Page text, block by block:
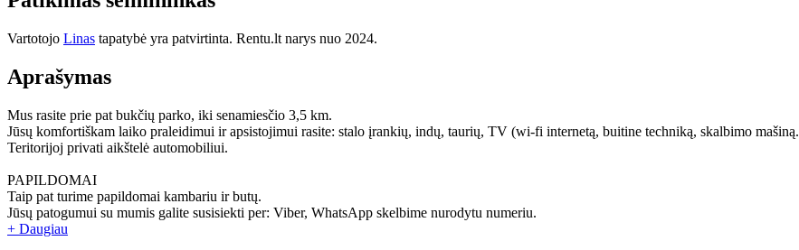
Vartotojo Linas tapatybė yra patvirtinta. Rentu.lt narys nuo 2024.
Aprašymas
Mus rasite prie pat bukčių parko, iki senamiesčio 3,5 km.
Jūsų komfortiškam laiko praleidimui ir apsistojimui rasite: stalo įrankių, indų, taurių, TV (wi-fi internetą, buitine techniką, skalbimo mašiną.
Teritorijoj privati aikštelė automobiliui.
PAPILDOMAI
Taip pat turime papildomai kambariu ir butų.
Jūsų patogumui su mumis galite susisiekti per: Viber, WhatsApp skelbime nurodytu numeriu.
+ Daugiau